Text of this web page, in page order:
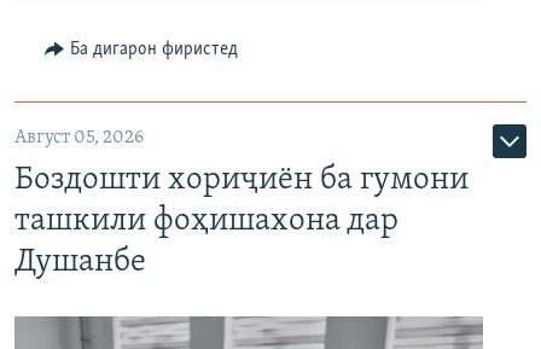
Ба дигарон фиристед
Август 05, 2026
Боздошти хориҷиён ба гумони
ташкили фоҳишахона дар
Душанбе